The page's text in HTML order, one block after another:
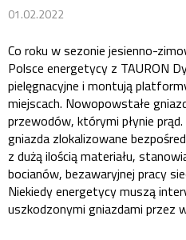
01.02.2022
Co roku w sezonie jesienno-
Polsce energetycy z TAURON
pielęgnacyjne i montują
miejscach. Nowopowstałe
przewodów, którymi płynie
gniazda zlokalizowane
z dużą ilością materiału,
bocianów, bezawaryjnej pracy
Niekiedy energetycy muszą
uszkodzonymi gniazdami przez